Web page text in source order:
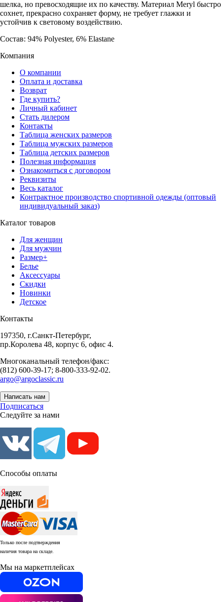
шелка, но превосходящие их по качеству. Материал Meryl быстро
сохнет, прекрасно сохраняет форму, не требует глажки и
устойчив к световому воздействию.
Состав: 94% Polyester, 6% Elastane
Компания
О компании
Оплата и доставка
Возврат
Где купить?
Личный кабинет
Стать дилером
Контакты
Таблица женских размеров
Таблица мужских размеров
Таблица детских размеров
Полезная информация
Ознакомиться с договором
Реквизиты
Весь каталог
Контрактное производство спортивной одежды (оптовый
индивидуальный заказ)
Каталог товаров
Для женщин
Для мужчин
Размер+
Белье
Аксессуары
Скидки
Новинки
Детское
Контакты
197350, г.Санкт-Петербург,
пр.Королева 48, корпус 6, офис 4.
Многоканальный телефон/факс:
(812) 600-39-17; 8-800-333-92-02.
argo@argoclassic.ru
Написать нам
Подписаться
Следуйте за нами
Способы оплаты
Только после подтверждения
наличия товара на складе.
Мы на маркетплейсах